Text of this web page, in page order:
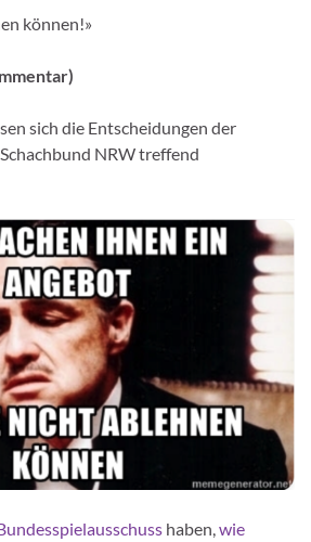
können!»
sich die Entscheidungen der
NRW treffend
haben,wie